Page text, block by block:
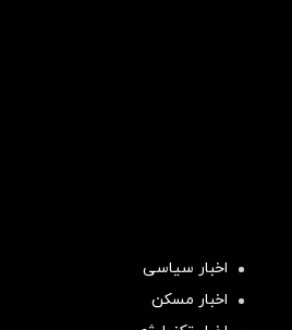
اخبار سیاسی
اخبار مسکن